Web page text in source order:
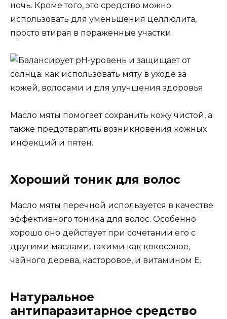
ночь. Кроме того, это средство можно
использовать для уменьшения целлюлита,
просто втирая в пораженные участки.
Масло мяты помогает сохранить кожу чистой, а
также предотвратить возникновения кожных
инфекций и пятен.
Хороший тоник для волос
Масло мяты перечной используется в качестве
эффективного тоника для волос. Особенно
хорошо оно действует при сочетании его с
другими маслами, такими как кокосовое,
чайного дерева, касторовое, и витамином Е.
Натуральное
антипаразитарное средство